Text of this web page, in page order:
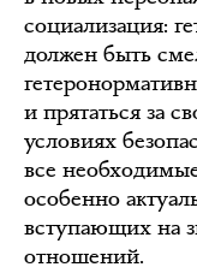
социализация:
должен быть
и прятаться за
условиях
все
особенно
вступающих на
отношений.